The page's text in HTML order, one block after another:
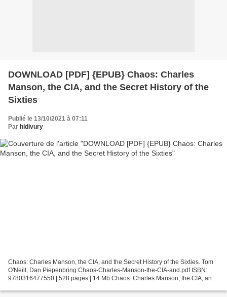
DOWNLOAD [PDF] {EPUB} Chaos: Charles
Manson, the CIA, and the Secret History of the
Sixties
Publié le 13/10/2021 à 07:11
Par hidivury
Chaos: Charles Manson, the CIA, and the Secret History of the Sixties. Tom
O'Neill, Dan Piepenbring Chaos-Charles-Manson-the-CIA-and.pdf ISBN:
9780316477550 | 528 pages | 14 Mb Chaos: Charles Manson, the CIA, and